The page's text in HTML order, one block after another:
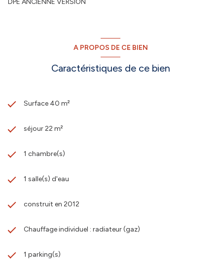
DPE ANCIENNE VERSION
A PROPOS DE CE BIEN
Caractéristiques de ce bien
Surface 40 m²
séjour 22 m²
1 chambre(s)
1 salle(s) d'eau
construit en 2012
Chauffage individuel : radiateur (gaz)
1 parking(s)